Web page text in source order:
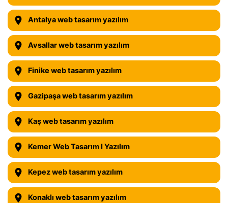
Antalya web tasarım yazılım
Avsallar web tasarım yazılım
Finike web tasarım yazılım
Gazipaşa web tasarım yazılım
Kaş web tasarım yazılım
Kemer Web Tasarım I Yazılım
Kepez web tasarım yazılım
Konaklı web tasarım yazılım